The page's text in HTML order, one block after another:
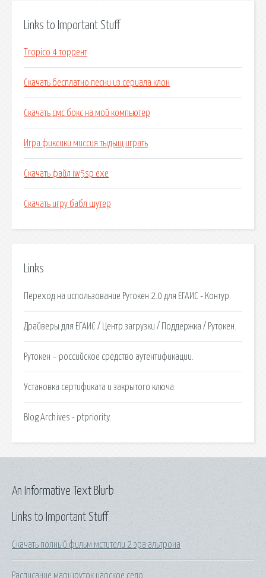
Links to Important Stuff
Tropico 4 торрент
Скачать бесплатно песни из сериала клон
Скачать смс бокс на мой компьютер
Игра фиксики миссия тыдыщ играть
Скачать файл iw5sp exe
Скачать игру бабл шутер
Links
Переход на использование Рутокен 2.0 для ЕГАИС - Контур.
Драйверы для ЕГАИС / Центр загрузки / Поддержка / Рутокен.
Рутокен – российское средство аутентификации.
Установка сертификата и закрытого ключа.
Blog Archives - ptpriority.
Links to Important Stuff
Скачать полный фильм мстители 2 эра альтрона
Расписание маршруток царское село
An Informative Text Blurb